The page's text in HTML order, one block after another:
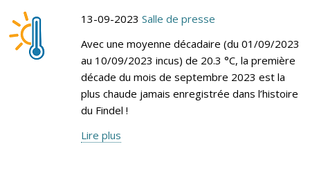
13-09-2023 Salle de presse
Avec une moyenne décadaire (du 01/09/2023
au 10/09/2023 incus) de 20.3 °C, la première
décade du mois de septembre 2023 est la
plus chaude jamais enregistrée dans l’histoire
du Findel !
Lire plus